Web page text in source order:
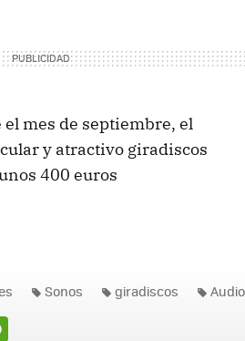
mes de septiembre, el
y atractivo giradiscos
400 euros
Sonos giradiscos Audio